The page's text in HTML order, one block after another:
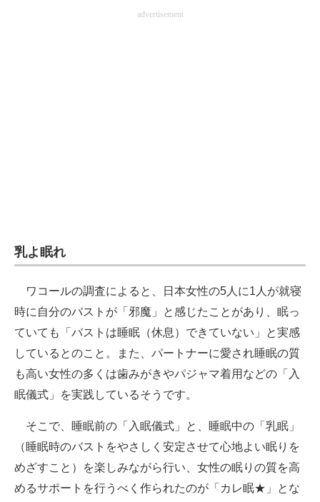
advertisement
乳よ眠れ
ワコールの調査によると、日本女性の5人に1人が就寝
時に自分のバストが「邪魔」と感じたことがあり、眠っ
ていても「バストは睡眠（休息）できていない」と実感
しているとのこと。また、パートナーに愛され睡眠の質
も高い女性の多くは歯みがきやパジャマ着用などの「入
眠儀式」を実践しているそうです。
そこで、睡眠前の「入眠儀式」と、睡眠中の「乳眠」
（睡眠時のバストをやさしく安定させて心地よい眠りを
めざすこと）を楽しみながら行い、女性の眠りの質を高
めるサポートを行うべく作られたのが「カレ眠★」とな